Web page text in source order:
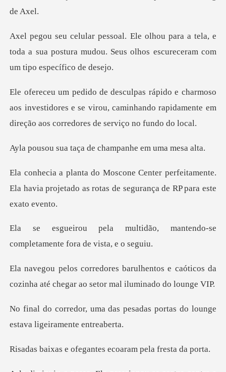
a tela, e
toda a sua postura mudou. Seus olho
aos investidores e se virou, caminhando rapidamente
aça de champanhe
rfeitamente.
Ela havia projetado as rotas
ão, mantendo-se
completament
tos e caóticos da
cozinha até chegar
pesadas portas do lounge
est
fegantes ecoaram p